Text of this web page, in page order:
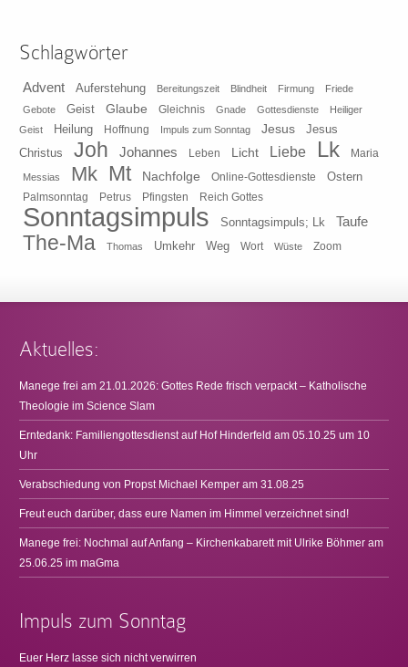
Schlagwörter
Advent Auferstehung Bereitungszeit Blindheit Firmung
Friede
Gebote
Geist Glaube Gleichnis Gnade Gottesdienste
Heiliger
Geist
Heilung Hoffnung Impuls zum Sonntag Jesus
Jesus
Christus
Joh Johannes Leben Licht Liebe Lk Maria
Messias Mk Mt Nachfolge Online-Gottesdienste Ostern
Palmsonntag Petrus Pfingsten Reich Gottes
Sonntagsimpuls Sonntagsimpuls; Lk Taufe
The-Ma Thomas Umkehr Weg Wort Wüste Zoom
Aktuelles:
Manege frei am 21.01.2026: Gottes Rede frisch verpackt – Katholische
Theologie im Science Slam
Erntedank: Familiengottesdienst auf Hof Hinderfeld am 05.10.25 um 10
Uhr
Verabschiedung von Propst Michael Kemper am 31.08.25
Freut euch darüber, dass eure Namen im Himmel verzeichnet sind!
Manege frei: Nochmal auf Anfang – Kirchenkabarett mit Ulrike Böhmer am
25.06.25 im maGma
Impuls zum Sonntag
Euer Herz lasse sich nicht verwirren